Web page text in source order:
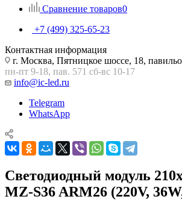
Сравнение товаров0
+7 (499) 325-65-23
Контактная информация
г. Москва, Пятницкое шоссе, 18,
пн-пт 9-18, пав. 571 сб-вс 10-17
info@ic-led.ru
Telegram
WhatsApp
Светодиодный модуль
MZ-S36 ARM26 (220V,